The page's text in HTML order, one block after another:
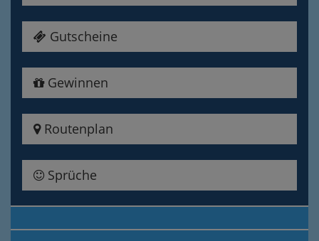
Gutscheine
Gewinnen
Routenplan
Sprüche